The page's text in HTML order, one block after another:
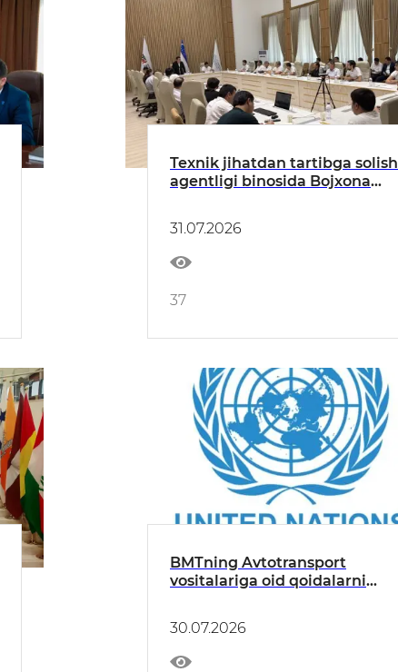
Texnik jihatdan tartibga solish
agentligi binosida Bojxona
baholash faoliyati bilan
shug‘ullanuvchi tadbirkorlik
sub’yektlari ishtirokida ochiq
muloqot
31.07.2026
37
BMTning Avtotransport
vositalariga oid qoidalarni
30.07.2026